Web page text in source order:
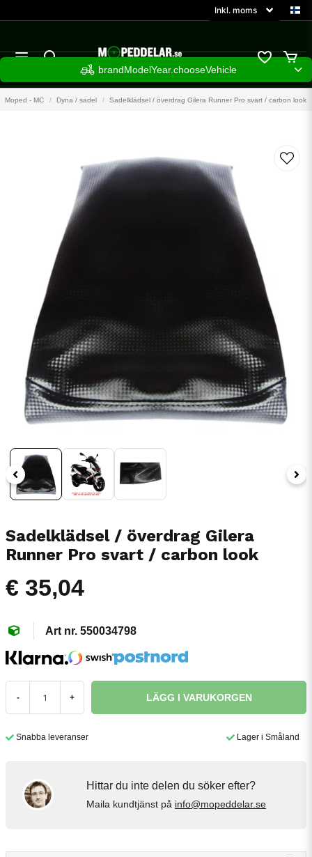
brandModelYear.chooseVehicle
Moped - MC Dyna / sadel Sadelklädsel / överdrag Gilera Runner Pro svart / carbon look
Sadelklädsel / överdrag Gilera
Runner Pro svart / carbon look
€ 35,04
550034798
- + LÄGG I VARUKORGEN
Snabba leveranser Lager i Småland
Hittar du inte delen du söker efter?
Maila kundtjänst på info@mopeddelar.se